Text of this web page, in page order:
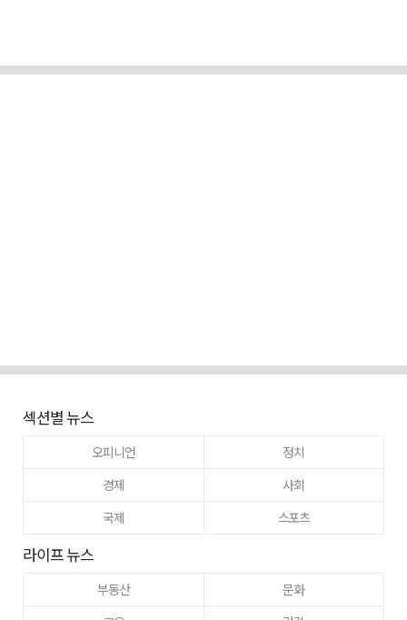
섹션별 뉴스
오피니언
정치
경제
사회
국제
스포츠
라이프 뉴스
부동산
문화